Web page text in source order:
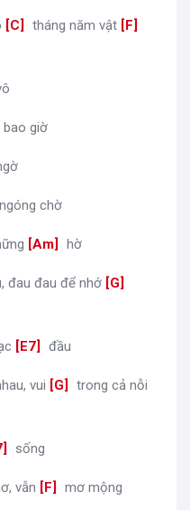
[C tháng năm vật [F
bao giờ
chờ
[Am hờ
đau đau để nhớ [G
[E7 đầu
vui [G
trong cả nỗi
sống
vẫn [F
mơ mộng